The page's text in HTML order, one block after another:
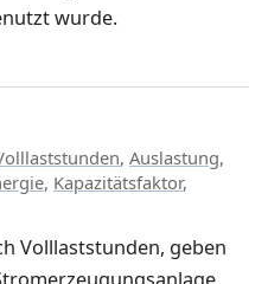
wurde.
, Auslastung,
, Kapazitätsfaktor,
Volllaststunden, geben